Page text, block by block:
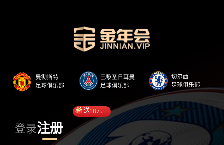
登录注册
送18元